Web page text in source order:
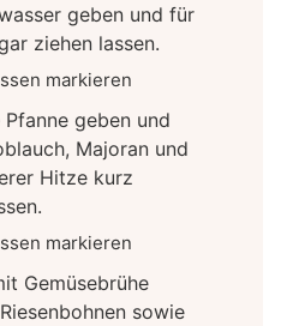
geben und für
ziehen lassen.
markieren
geben und
Majoran und
Hitze kurz
markieren
Gemüsebrühe
sowie